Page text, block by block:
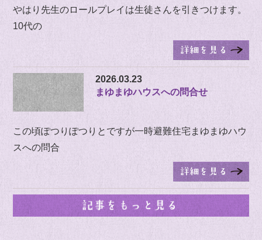
やはり先生のロールプレイは生徒さんを引きつけます。
10代の
2026.03.23
まゆまゆハウスへの問合せ
この頃ぽつりぽつりとですが一時避難住宅まゆまゆハウ
スへの問合